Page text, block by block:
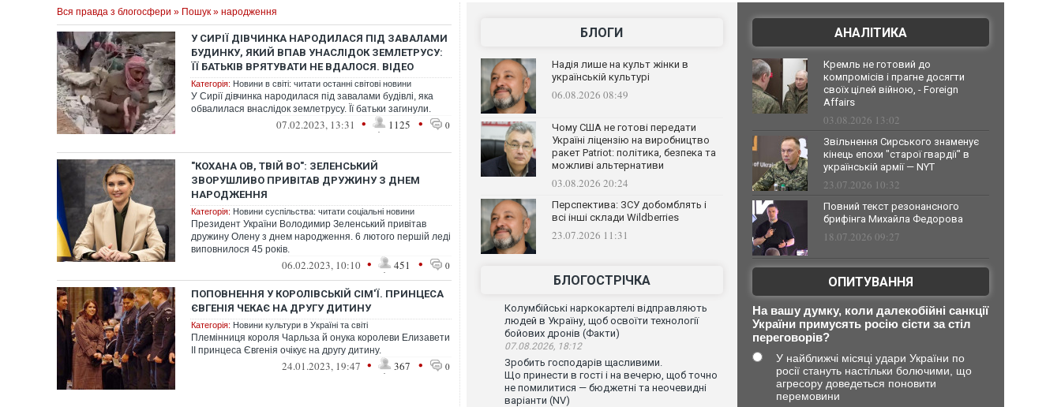
Вся правда з блогосфери » Пошук » народження
У СИРІЇ ДІВЧИНКА НАРОДИЛАСЯ ПІД ЗАВАЛАМИ
БУДИНКУ, ЯКИЙ ВПАВ УНАСЛІДОК ЗЕМЛЕТРУСУ:
ЇЇ БАТЬКІВ ВРЯТУВАТИ НЕ ВДАЛОСЯ. ВІДЕО
Категорія: Новини в світі: читати останні світові новини
У Сирії дівчинка народилася під завалами будівлі, яка
обвалилася внаслідок землетрусу. Її батьки загинули.
07.02.2023, 13:31 • 1125 • 0
"КОХАНА ОВ, ТВІЙ ВО": ЗЕЛЕНСЬКИЙ
ЗВОРУШЛИВО ПРИВІТАВ ДРУЖИНУ З ДНЕМ
НАРОДЖЕННЯ
Категорія: Новини суспільства: читати соціальні новини
Президент України Володимир Зеленський привітав
дружину Олену з днем народження. 6 лютого першій леді
виповнилося 45 років.
06.02.2023, 10:10 • 451 • 0
ПОПОВНЕННЯ У КОРОЛІВСЬКІЙ СІМ'Ї. ПРИНЦЕСА
ЄВГЕНІЯ ЧЕКАЄ НА ДРУГУ ДИТИНУ
Категорія: Новини культури в Україні та світі
Племінниця короля Чарльза й онука королеви Елизавети
ІІ принцеса Євгенія очікує на другу дитину.
24.01.2023, 19:47 • 367 • 0
БЛОГИ
Надія лише на культ жінки в
українській культурі
06.08.2026 08:49
Чому США не готові передати
Україні ліцензію на виробництво
ракет Patriot: політика, безпека та
можливі альтернативи
03.08.2026 20:24
Перспектива: ЗСУ добомблять і
всі інші склади Wildberries
23.07.2026 11:31
БЛОГОСТРІЧКА
Колумбійські наркокартелі відправляють
людей в Україну, щоб освоїти технології
бойових дронів (Факти)
07.08.2026, 18:12
Зробить господарів щасливими.
Що принести в гості і на вечерю, щоб точно
не помилитися — бюджетні та неочевидні
варіанти (NV)
АНАЛІТИКА
Кремль не готовий до
компромісів і прагне досягти
своїх цілей війною, - Foreign
Affairs
03.08.2026 13:02
Звільнення Сирського знаменує
кінець епохи "старої гвардії" в
українській армії — NYT
23.07.2026 10:32
Повний текст резонансного
брифінга Михайла Федорова
18.07.2026 09:27
ОПИТУВАННЯ
На вашу думку, коли далекобійні санкції
України примусять росію сісти за стіл
переговорів?
У найближчі місяці удари України по
росії стануть настільки болючими, що
агресору доведеться поновити
перемовини